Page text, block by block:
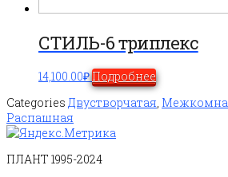
СТИЛЬ-6 триплекс
14,100.00₽ Подробнее
Categories Двустворчатая,
Распашная
ПЛАНТ 1995-2024